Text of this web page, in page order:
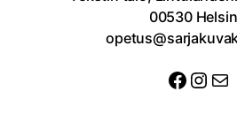
00530